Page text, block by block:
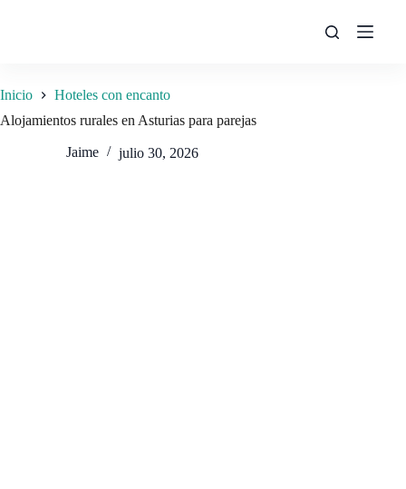
Inicio
Hoteles con encanto
Alojamientos rurales en Asturias para parejas
Jaime julio 30, 2026